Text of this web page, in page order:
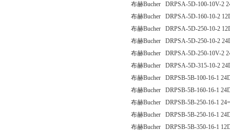
布赫Bucher DRPSA-5D-100-10V-2
布赫Bucher DRPSA-5D-160-10-2
布赫Bucher DRPSA-5D-250-10-2
布赫Bucher DRPSA-5D-250-10-2
布赫Bucher DRPSA-5D-250-10V-2
布赫Bucher DRPSA-5D-315-10-2
布赫Bucher DRPSB-5B-100-16-1
布赫Bucher DRPSB-5B-160-16-1
布赫Bucher DRPSB-5B-250-16-1
布赫Bucher DRPSB-5B-250-16-1
布赫Bucher DRPSB-5B-350-16-1